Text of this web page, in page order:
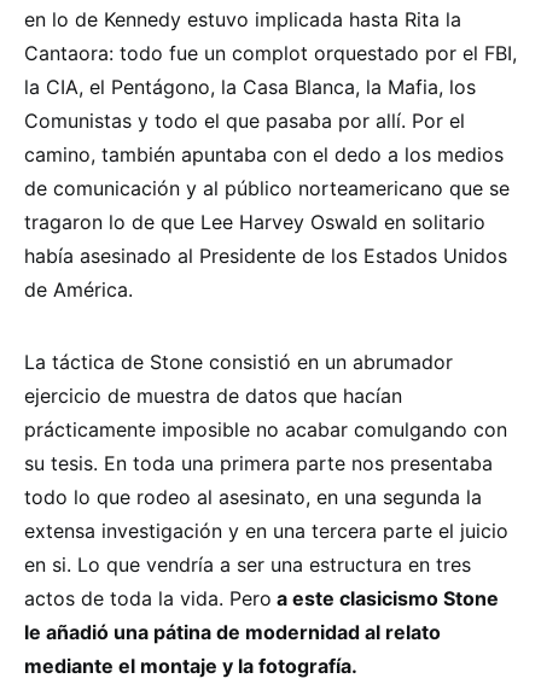
en lo de Kennedy estuvo implicada hasta Rita la
Cantaora: todo fue un complot orquestado por el FBI,
la CIA, el Pentágono, la Casa Blanca, la Mafia, los
Comunistas y todo el que pasaba por allí. Por el
camino, también apuntaba con el dedo a los medios
de comunicación y al público norteamericano que se
tragaron lo de que Lee Harvey Oswald en solitario
había asesinado al Presidente de los Estados Unidos
de América.
La táctica de Stone consistió en un abrumador
ejercicio de muestra de datos que hacían
prácticamente imposible no acabar comulgando con
su tesis. En toda una primera parte nos presentaba
todo lo que rodeo al asesinato, en una segunda la
extensa investigación y en una tercera parte el juicio
en si. Lo que vendría a ser una estructura en tres
actos de toda la vida. Pero a este clasicismo Stone
le añadió una pátina de modernidad al relato
mediante el montaje y la fotografía.